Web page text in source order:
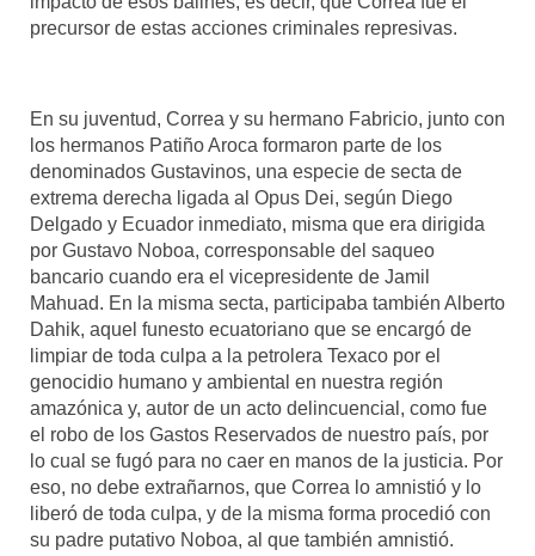
precursor de estas acciones criminales represivas.
En su juventud, Correa y su hermano Fabricio, junto con
los hermanos Patiño Aroca formaron parte de los
denominados Gustavinos, una especie de secta de
extrema derecha ligada al Opus Dei, según Diego
Delgado y Ecuador inmediato, misma que era dirigida
por Gustavo Noboa, corresponsable del saqueo
bancario cuando era el vicepresidente de Jamil
Mahuad. En la misma secta, participaba también Alberto
Dahik, aquel funesto ecuatoriano que se encargó de
limpiar de toda culpa a la petrolera Texaco por el
genocidio humano y ambiental en nuestra región
amazónica y, autor de un acto delincuencial, como fue
el robo de los Gastos Reservados de nuestro país, por
lo cual se fugó para no caer en manos de la justicia. Por
eso, no debe extrañarnos, que Correa lo amnistió y lo
liberó de toda culpa, y de la misma forma procedió con
su padre putativo Noboa, al que también amnistió.